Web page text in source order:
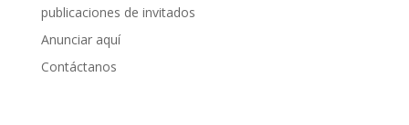
publicaciones de invitados
Anunciar aquí
Contáctanos